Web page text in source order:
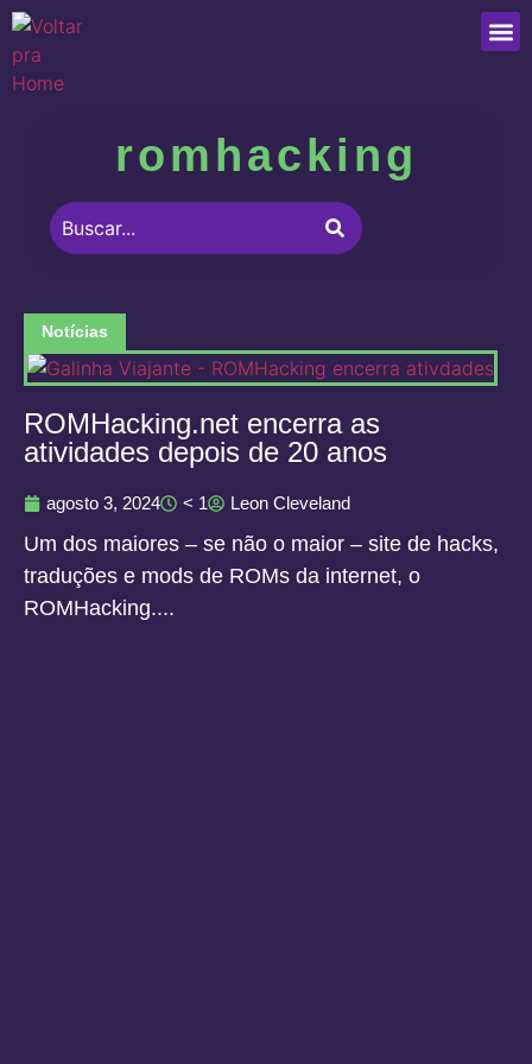
romhacking
Notícias
ROMHacking.net encerra as
atividades depois de 20 anos
agosto 3, 2024 < 1 Leon Cleveland
Um dos maiores – se não o maior – site de hacks,
traduções e mods de ROMs da internet, o
ROMHacking....